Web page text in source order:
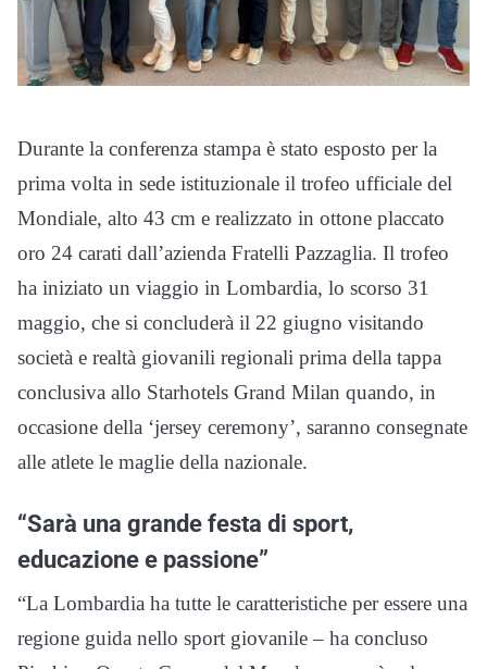
Durante la conferenza stampa è stato esposto per la
prima volta in sede istituzionale il trofeo ufficiale del
Mondiale, alto 43 cm e realizzato in ottone placcato
oro 24 carati dall’azienda Fratelli Pazzaglia. Il trofeo
ha iniziato un viaggio in Lombardia, lo scorso 31
maggio, che si concluderà il 22 giugno visitando
società e realtà giovanili regionali prima della tappa
conclusiva allo Starhotels Grand Milan quando, in
occasione della ‘jersey ceremony’, saranno consegnate
alle atlete le maglie della nazionale.
“Sarà una grande festa di sport,
educazione e passione”
“La Lombardia ha tutte le caratteristiche per essere una
regione guida nello sport giovanile – ha concluso